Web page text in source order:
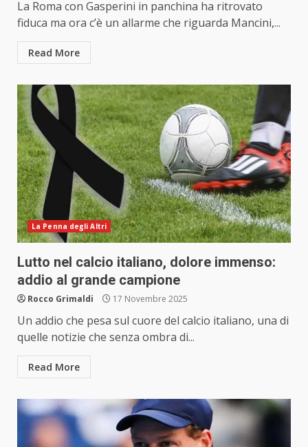
La Roma con Gasperini in panchina ha ritrovato
fiduca ma ora c’è un allarme che riguarda Mancini,...
Read More
La Penna degli Altri
Lutto nel calcio italiano, dolore immenso:
addio al grande campione
Rocco Grimaldi 17 Novembre 2025
Un addio che pesa sul cuore del calcio italiano, una di
quelle notizie che senza ombra di...
Read More